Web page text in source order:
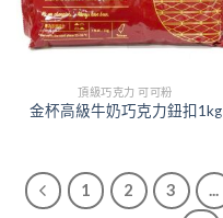
頂級巧克力 可可粉
金杯高級牛奶巧克力鈕扣1kg
1 2 3 ...